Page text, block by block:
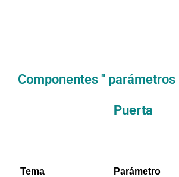
Componentes " parámetros
Puerta
Tema Parámetro